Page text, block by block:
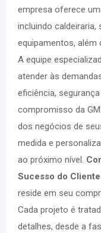
empresa oferece
incluindo
equipamentos, além
A equipe
atender às
eficiência,
compromisso da
dos negócios de
medida e
ao próximo nível.
Sucesso do Cliente
reside em seu
Cada projeto é
detalhes, desde a